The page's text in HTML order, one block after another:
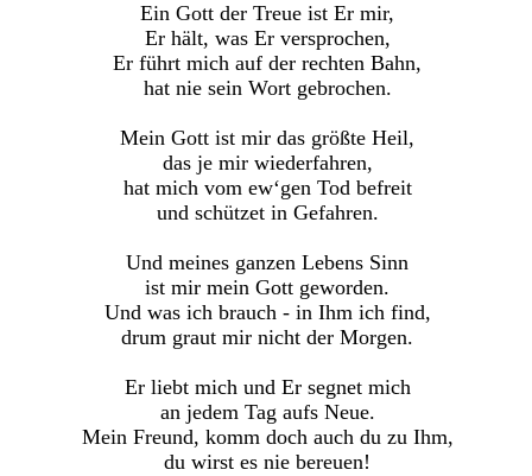
Ein Gott der Treue ist Er mir,
Er hält, was Er versprochen,
Er führt mich auf der rechten Bahn,
hat nie sein Wort gebrochen.
Mein Gott ist mir das größte Heil,
das je mir wiederfahren,
hat mich vom ew‘gen Tod befreit
und schützet in Gefahren.
Und meines ganzen Lebens Sinn
ist mir mein Gott geworden.
Und was ich brauch - in Ihm ich find,
drum graut mir nicht der Morgen.
Er liebt mich und Er segnet mich
an jedem Tag aufs Neue.
Mein Freund, komm doch auch du zu Ihm,
du wirst es nie bereuen!